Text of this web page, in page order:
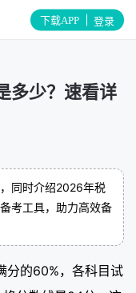
下载APP 登录
多少？速看详
同时介绍2026年税
考工具，助力高效备
分的60%，各科目试